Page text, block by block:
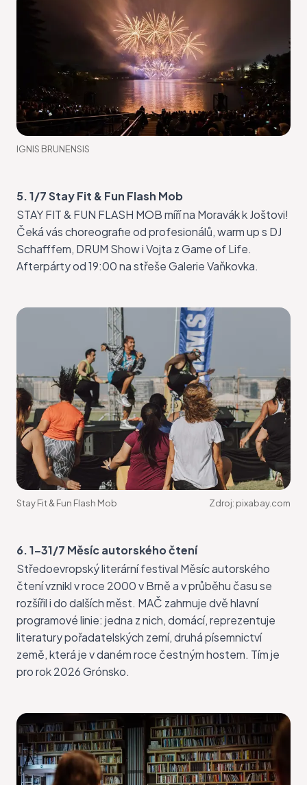
IGNIS BRUNENSIS
5. 1/7 Stay Fit & Fun Flash Mob
STAY FIT & FUN FLASH MOBmíří na Moravák k Joštovi!
Čeká vás choreografie od profesionálů, warm up s DJ
Schafffem, DRUM Show i Vojta z Game of Life.
Afterpárty od 19:00 na střeše Galerie Vaňkovka.
Stay Fit & Fun Flash Mob Zdroj: pixabay.com
6. 1–31/7 Měsíc autorského čtení
Středoevropský literární festival Měsíc autorského
čtenívznikl v roce 2000 v Brně a v průběhu času se
rozšířil i do dalších měst. MAČ zahrnuje dvě hlavní
programové linie: jedna z nich, domácí, reprezentuje
literatury pořadatelských zemí, druhá písemnictví
země, která je v daném roce čestným hostem. Tím je
pro rok 2026 Grónsko.